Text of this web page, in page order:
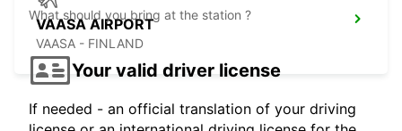
VAASA AIRPORT
VAASA - FINLAND
What should you bring at the station ?
Your valid driver license
If needed - an official translation of your driving